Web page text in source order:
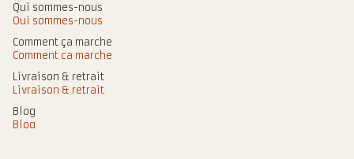
Qui sommes-nous
Qui sommes-nous
Comment ça marche
Comment ça marche
Livraison & retrait
Livraison & retrait
Blog
Blog